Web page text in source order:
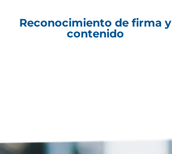
Reconocimiento de firma y
contenido